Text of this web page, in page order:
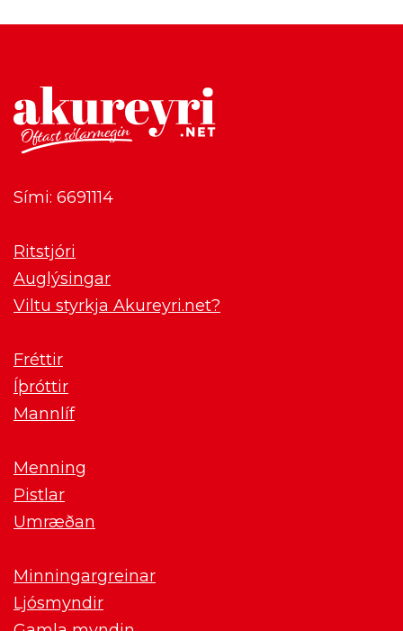
Sími: 6691114
Ritstjóri
Auglýsingar
Viltu styrkja Akureyri.net?
Fréttir
Íþróttir
Mannlíf
Menning
Pistlar
Umræðan
Minningargreinar
Ljósmyndir